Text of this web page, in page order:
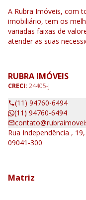
A Rubra Imóveis, com
imobiliário, tem os
variadas faixas de
atender as suas
RUBRA IMÓVEIS
CRECI: 24405-J
(11) 94760-6494
(11) 94760-6494
Rua Independência ,
09041-300
Matriz